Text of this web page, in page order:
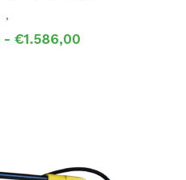
,
- €1.586,00Prijsklasse: